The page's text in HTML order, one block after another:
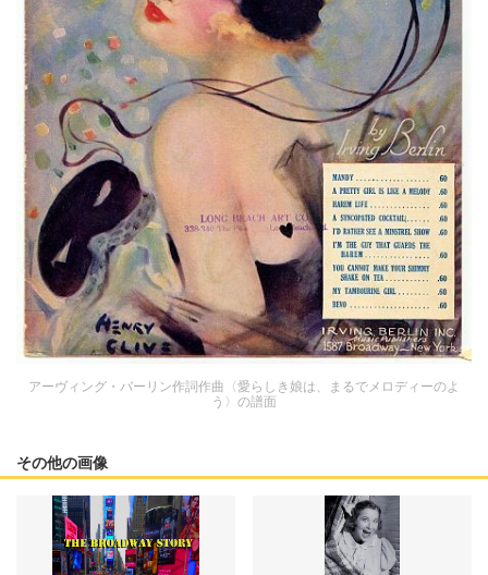
アーヴィング・バーリン作詞作曲〈愛らしき娘は、まるでメロディーのよ
う〉の譜面
その他の画像